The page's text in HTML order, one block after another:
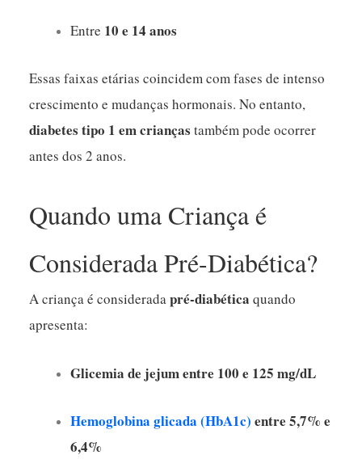
Entre 10 e 14 anos
Essas faixas etárias coincidem com fases de intenso
crescimento e mudanças hormonais. No entanto,
diabetes tipo 1 em criançastambém pode ocorrer
antes dos 2 anos.
Quando uma Criança é
Considerada Pré-Diabética?
A criança é consideradapré-diabética quando
apresenta:
Glicemia de jejum entre 100 e 125 mg/dL
Hemoglobina glicada (HbA1c) entre 5,7% e
6,4%